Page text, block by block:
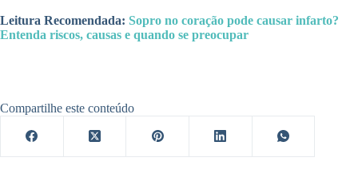
Leitura Recomendada: Sopro no coração pode causar infarto?
Entenda riscos, causas e quando se preocupar
Compartilhe este conteúdo